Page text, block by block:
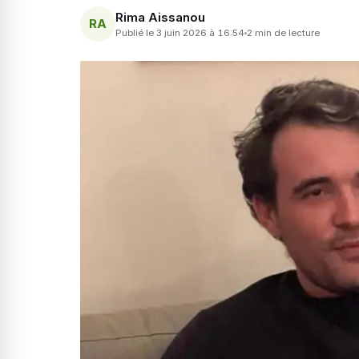
RA Rima Aissanou
Publié le 3 juin 2026 à 16:54 2 min de lecture